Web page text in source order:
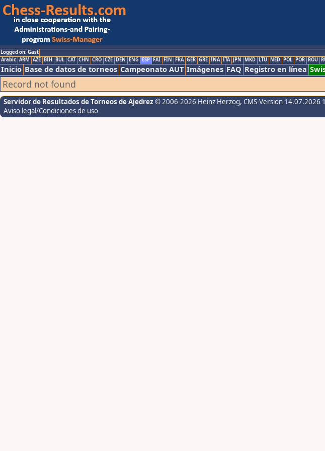
Logged on: Gast
Arabic ARM AZE BIH BUL CAT CHN CRO CZE DEN ENG ESP FAI FIN FRA GER GRE INA ITA JPN MKD LTU NED POL POR ROU
Inicio Base de datos de torneos Campeonato AUT Imágenes FAQ Registro en línea
Record not found
Servidor de Resultados de Torneos de Ajedrez © 2006-2026 Heinz Herzog, CMS-Version 14.07.2026
Aviso legal/Condiciones de uso